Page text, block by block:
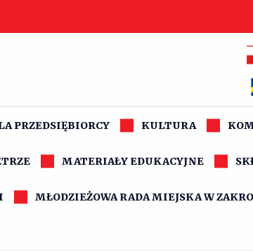
PRZEDSIĘBIORCY KULTURA
MATERIAŁY EDUKACYJNE
MŁODZIEŻOWA RADA MIEJSKA W